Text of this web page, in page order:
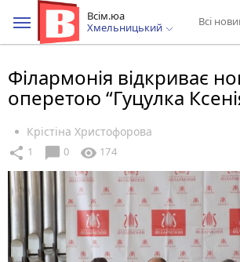
Всім.юа
Хмельницький
Всі
Філармонія відкриває
оперетою “Гуцулка
Крістіна Христофорова
share 1 chat_bubble 0 visibility 174